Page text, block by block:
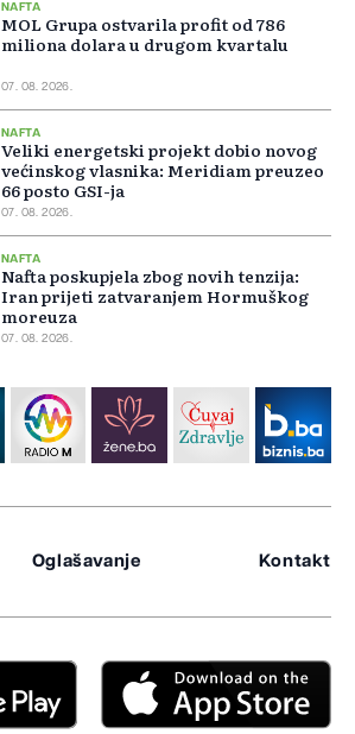
NAFTA
MOL Grupa ostvarila profit od 786
miliona dolara u drugom kvartalu
07. 08. 2026.
NAFTA
Veliki energetski projekt dobio novog
većinskog vlasnika: Meridiam preuzeo
66 posto GSI-ja
07. 08. 2026.
NAFTA
Nafta poskupjela zbog novih tenzija:
Iran prijeti zatvaranjem Hormuškog
moreuza
07. 08. 2026.
Oglašavanje Kontakt